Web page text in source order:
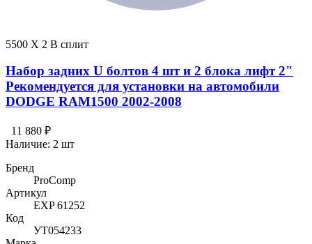
5500 X 2 В сплит
Набор задних U болтов 4 шт и 2 блока лифт 2"
Рекомендуется для установки на автомобили
DODGE RAM1500 2002-2008
11 880 ₽
Наличие: 2 шт
Бренд
ProComp
Артикул
EXP 61252
Код
УТ054233